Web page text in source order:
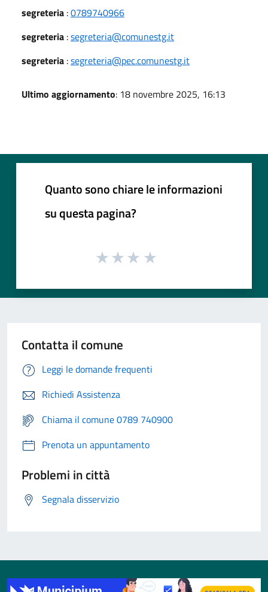
segreteria :0789740966
segreteria :segreteria@comunestg.it
segreteria :segreteria@pec.comunestg.it
Ultimo aggiornamento: 18 novembre 2025, 16:13
Quanto sono chiare le informazioni
su questa pagina?
Contatta il comune
Leggi le domande frequenti
Richiedi Assistenza
Chiama il comune 0789 740900
Prenota un appuntamento
Problemi in città
Segnala disservizio